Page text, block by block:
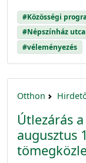
#Közösségi
#Népszínház utca
#véleményezés
Otthon
Útlezárás
augusztus